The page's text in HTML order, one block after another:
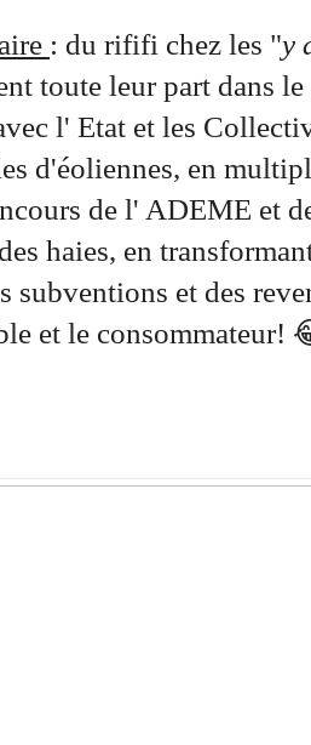
: du rififi chez les "y
toute leur part dans
l' Etat et les
d'éoliennes, en
de l' ADEME et
haies, en
subventions et des
et le consommateur!